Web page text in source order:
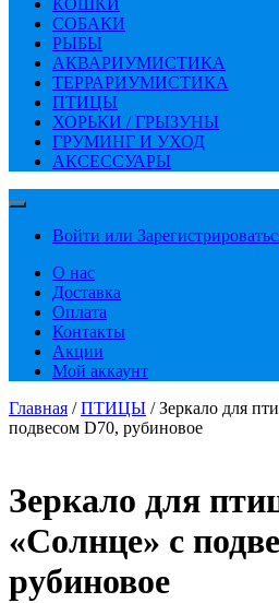
КОШКИ
СОБАКИ
РЫБЫ
АКВАРИУМИСТИКА
ТЕРРАРИУМИСТИКА
ПТИЦЫ
ХОРЬКИ / ГРЫЗУНЫ
ГРУМИНГ И УХОД
АКСЕССУАРЫ
Войти или
О нас
Доставка
Оплата
Контакты
Акции
Мой аккаунт
Главная /ПТИЦЫ / Зеркало для
подвесом D70, рубиновое
Зеркало для
«Солнце» с
рубиновое